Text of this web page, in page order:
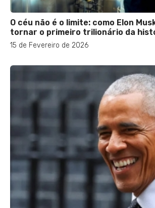
O céu não é o limite: como Elon
tornar o primeiro trilionário da
15 de Fevereiro de 2026